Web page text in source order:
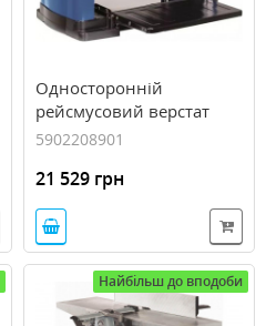
Односторонній
рейсмусовий верстат
Scheppach PLM1800
5902208901
21 529 грн
Найбільш до вподоби